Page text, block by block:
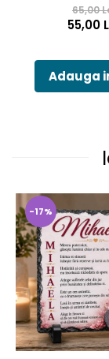
65,00
55,00
Adauga
-17%